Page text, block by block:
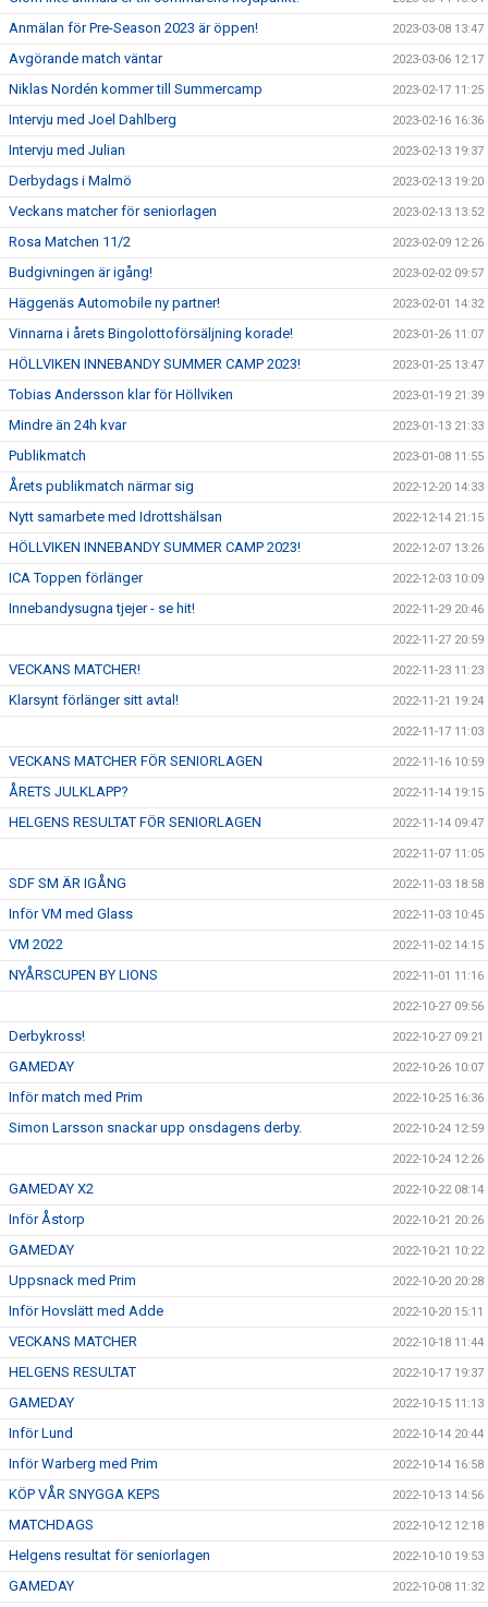
Anmälan för Pre-Season 2023 är öppen! 2023-03-08 13:47
Avgörande match väntar 2023-03-06 12:17
Niklas Nordén kommer till Summercamp 2023-02-17 11:25
Intervju med Joel Dahlberg 2023-02-16 16:36
Intervju med Julian 2023-02-13 19:37
Derbydags i Malmö 2023-02-13 19:20
Veckans matcher för seniorlagen 2023-02-13 13:52
Rosa Matchen 11/2 2023-02-09 12:26
Budgivningen är igång! 2023-02-02 09:57
Häggenäs Automobile ny partner! 2023-02-01 14:32
Vinnarna i årets Bingolottoförsäljning korade! 2023-01-26 11:07
HÖLLVIKEN INNEBANDY SUMMER CAMP 2023! 2023-01-25 13:47
Tobias Andersson klar för Höllviken 2023-01-19 21:39
Mindre än 24h kvar 2023-01-13 21:33
Publikmatch 2023-01-08 11:55
Årets publikmatch närmar sig 2022-12-20 14:33
Nytt samarbete med Idrottshälsan 2022-12-14 21:15
HÖLLVIKEN INNEBANDY SUMMER CAMP 2023! 2022-12-07 13:26
ICA Toppen förlänger 2022-12-03 10:09
Innebandysugna tjejer - se hit! 2022-11-29 20:46
2022-11-27 20:59
VECKANS MATCHER! 2022-11-23 11:23
Klarsynt förlänger sitt avtal! 2022-11-21 19:24
2022-11-17 11:03
VECKANS MATCHER FÖR SENIORLAGEN 2022-11-16 10:59
ÅRETS JULKLAPP? 2022-11-14 19:15
HELGENS RESULTAT FÖR SENIORLAGEN 2022-11-14 09:47
2022-11-07 11:05
SDF SM ÄR IGÅNG 2022-11-03 18:58
Inför VM med Glass 2022-11-03 10:45
VM 2022 2022-11-02 14:15
NYÅRSCUPEN BY LIONS 2022-11-01 11:16
2022-10-27 09:56
Derbykross! 2022-10-27 09:21
GAMEDAY 2022-10-26 10:07
Inför match med Prim 2022-10-25 16:36
Simon Larsson snackar upp onsdagens derby. 2022-10-24 12:59
2022-10-24 12:26
GAMEDAY X2 2022-10-22 08:14
Inför Åstorp 2022-10-21 20:26
GAMEDAY 2022-10-21 10:22
Uppsnack med Prim 2022-10-20 20:28
Inför Hovslätt med Adde 2022-10-20 15:11
VECKANS MATCHER 2022-10-18 11:44
HELGENS RESULTAT 2022-10-17 19:37
GAMEDAY 2022-10-15 11:13
Inför Lund 2022-10-14 20:44
Inför Warberg med Prim 2022-10-14 16:58
KÖP VÅR SNYGGA KEPS 2022-10-13 14:56
MATCHDAGS 2022-10-12 12:18
Helgens resultat för seniorlagen 2022-10-10 19:53
GAMEDAY 2022-10-08 11:32